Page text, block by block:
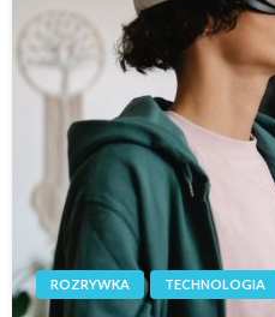
ROZRYWKA TECHNOLOGIA